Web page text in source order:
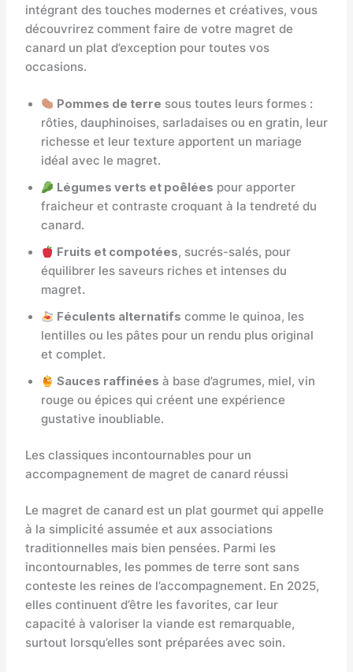
intégrant des touches modernes et créatives, vous
découvrirez comment faire de votre magret de
canard un plat d’exception pour toutes vos
occasions.
Pommes de terre sous toutes leurs formes :
rôties, dauphinoises, sarladaises ou en gratin, leur
richesse et leur texture apportent un mariage
idéal avec le magret.
Légumes verts et poêlées pour apporter
fraicheur et contraste croquant à la tendreté du
canard.
Fruits et compotées, sucrés-salés, pour
équilibrer les saveurs riches et intenses du
magret.
Féculents alternatifs comme le quinoa, les
lentilles ou les pâtes pour un rendu plus original
et complet.
Sauces raffinées à base d’agrumes, miel, vin
rouge ou épices qui créent une expérience
gustative inoubliable.
Les classiques incontournables pour un
accompagnement de magret de canard réussi
Le magret de canard est un plat gourmet qui appelle
à la simplicité assumée et aux associations
traditionnelles mais bien pensées. Parmi les
incontournables, les pommes de terre sont sans
conteste les reines de l’accompagnement. En 2025,
elles continuent d’être les favorites, car leur
capacité à valoriser la viande est remarquable,
surtout lorsqu’elles sont préparées avec soin.